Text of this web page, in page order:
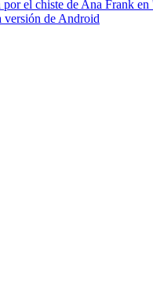
el chiste de Ana Frank en